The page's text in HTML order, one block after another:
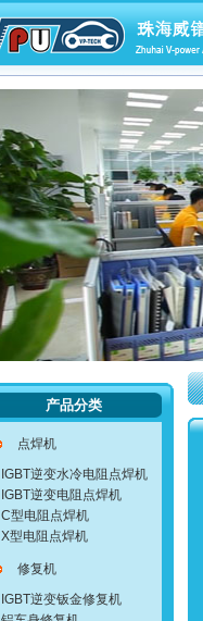
产品分类
点焊机
IGBT逆变水冷电阻点焊机
IGBT逆变电阻点焊机
C型电阻点焊机
X型电阻点焊机
修复机
IGBT逆变钣金修复机